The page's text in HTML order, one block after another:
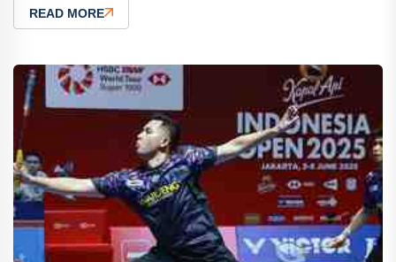
READ MORE